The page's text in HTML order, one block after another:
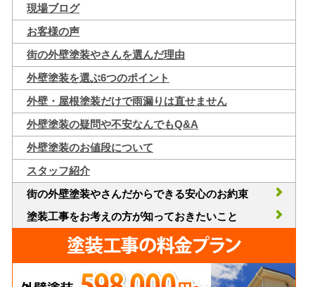
現場ブログ
お客様の声
街の外壁塗装やさんを選んだ理由
外壁塗装を選ぶ6つのポイント
外壁・屋根塗装だけで雨漏りは直せません
外壁塗装の疑問や不安なんでもQ&A
外壁塗装のお値段について
スタッフ紹介
街の外壁塗装やさんだからできる安心のお約束
塗装工事をお考えの方が知っておきたいこと